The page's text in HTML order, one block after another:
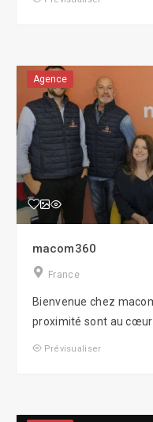
Street Marketing
Webmarketing
Agence
macom360
France
Bienvenue chez
proximité sont au cœur
Prévisualiser